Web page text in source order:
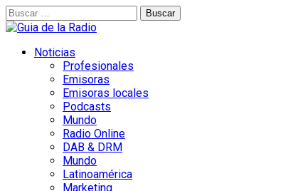
Buscar:
Noticias
Profesionales
Emisoras
Emisoras locales
Podcasts
Mundo
Radio Online
DAB & DRM
Mundo
Latinoamérica
Marketing